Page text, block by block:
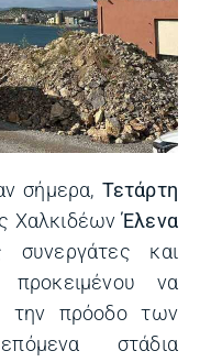
σήμερα, Τετάρτη
ΧαλκιδέωνΈλενα
και
να
την πρόοδο των
στάδια